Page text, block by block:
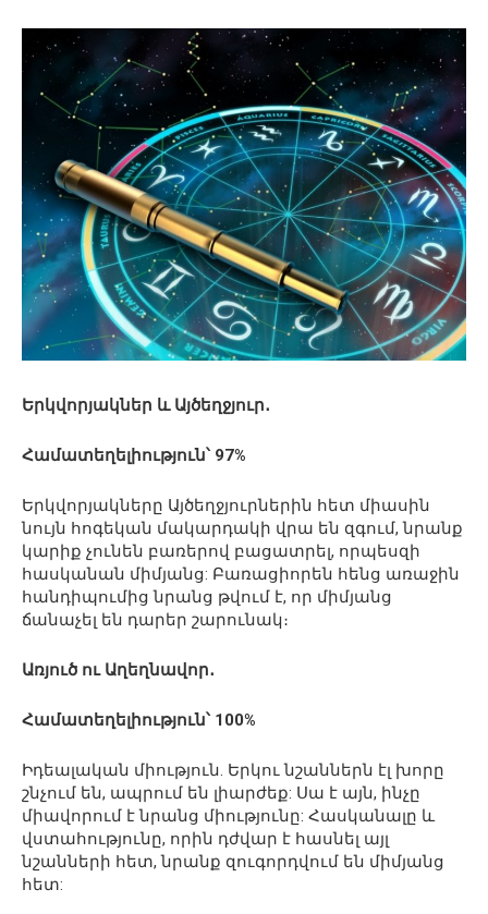
Երկվորյակներ և Այծեղջյուր․
Համատեղելիություն՝ 97%
Երկվորյակները Այծեղջյուրներին հետ միասին
նույն հոգեկան մակարդակի վրա են զգում, նրանք
կարիք չունեն բառերով բացատրել, որպեսզի
հասկանան միմյանց: Բառացիորեն հենց առաջին
հանդիպումից նրանց թվում է, որ միմյանց
ճանաչել են դարեր շարունակ։
Առյուծ ու Աղեղնավոր․
Համատեղելիություն՝ 100%
Իդեալական միություն. Երկու նշաններն էլ խորը
շնչում են, ապրում են լիարժեք: Սա է այն, ինչը
միավորում է նրանց միությունը: Հասկանալը և
վստահությունը, որին դժվար է հասնել այլ
նշանների հետ, նրանք զուգորդվում են միմյանց
հետ: